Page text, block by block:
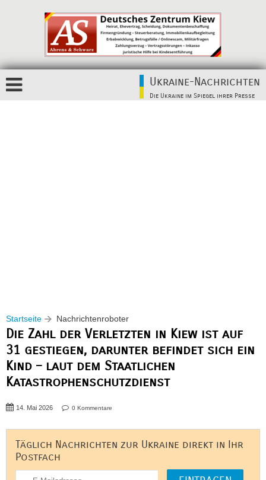
Ukraine-Nachrichten
Die Ukraine im Spiegel ihrer Presse
Startseite Nachrichtenroboter
Die Zahl der Verletzten in Kiew ist auf
31 gestiegen, darunter befindet sich ein
Kind – laut dem Staatlichen
Katastrophenschutzdienst
14. Mai 2026 0 Kommentare
Täglich Nachrichten zur Ukraine direkt in Ihr
Postfach